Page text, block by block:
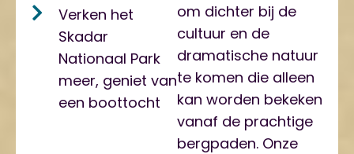
Verken het
Skadar
Nationaal Park
meer, geniet van
een boottocht
om dichter bij de
cultuur en de
dramatische natuur
te komen die alleen
kan worden bekeken
vanaf de prachtige
bergpaden. Onze